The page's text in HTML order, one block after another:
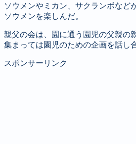
ソウメンやミカン、サクランボなど
ソウメンを楽しんだ。
親父の会は、園に通う園児の父親の
集まっては園児のための企画を話し
スポンサーリンク